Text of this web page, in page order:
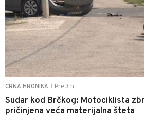
CRNA HRONIKA Pre 3 h
Sudar kod Brčkog: Motociklista
pričinjena veća materijalna šteta